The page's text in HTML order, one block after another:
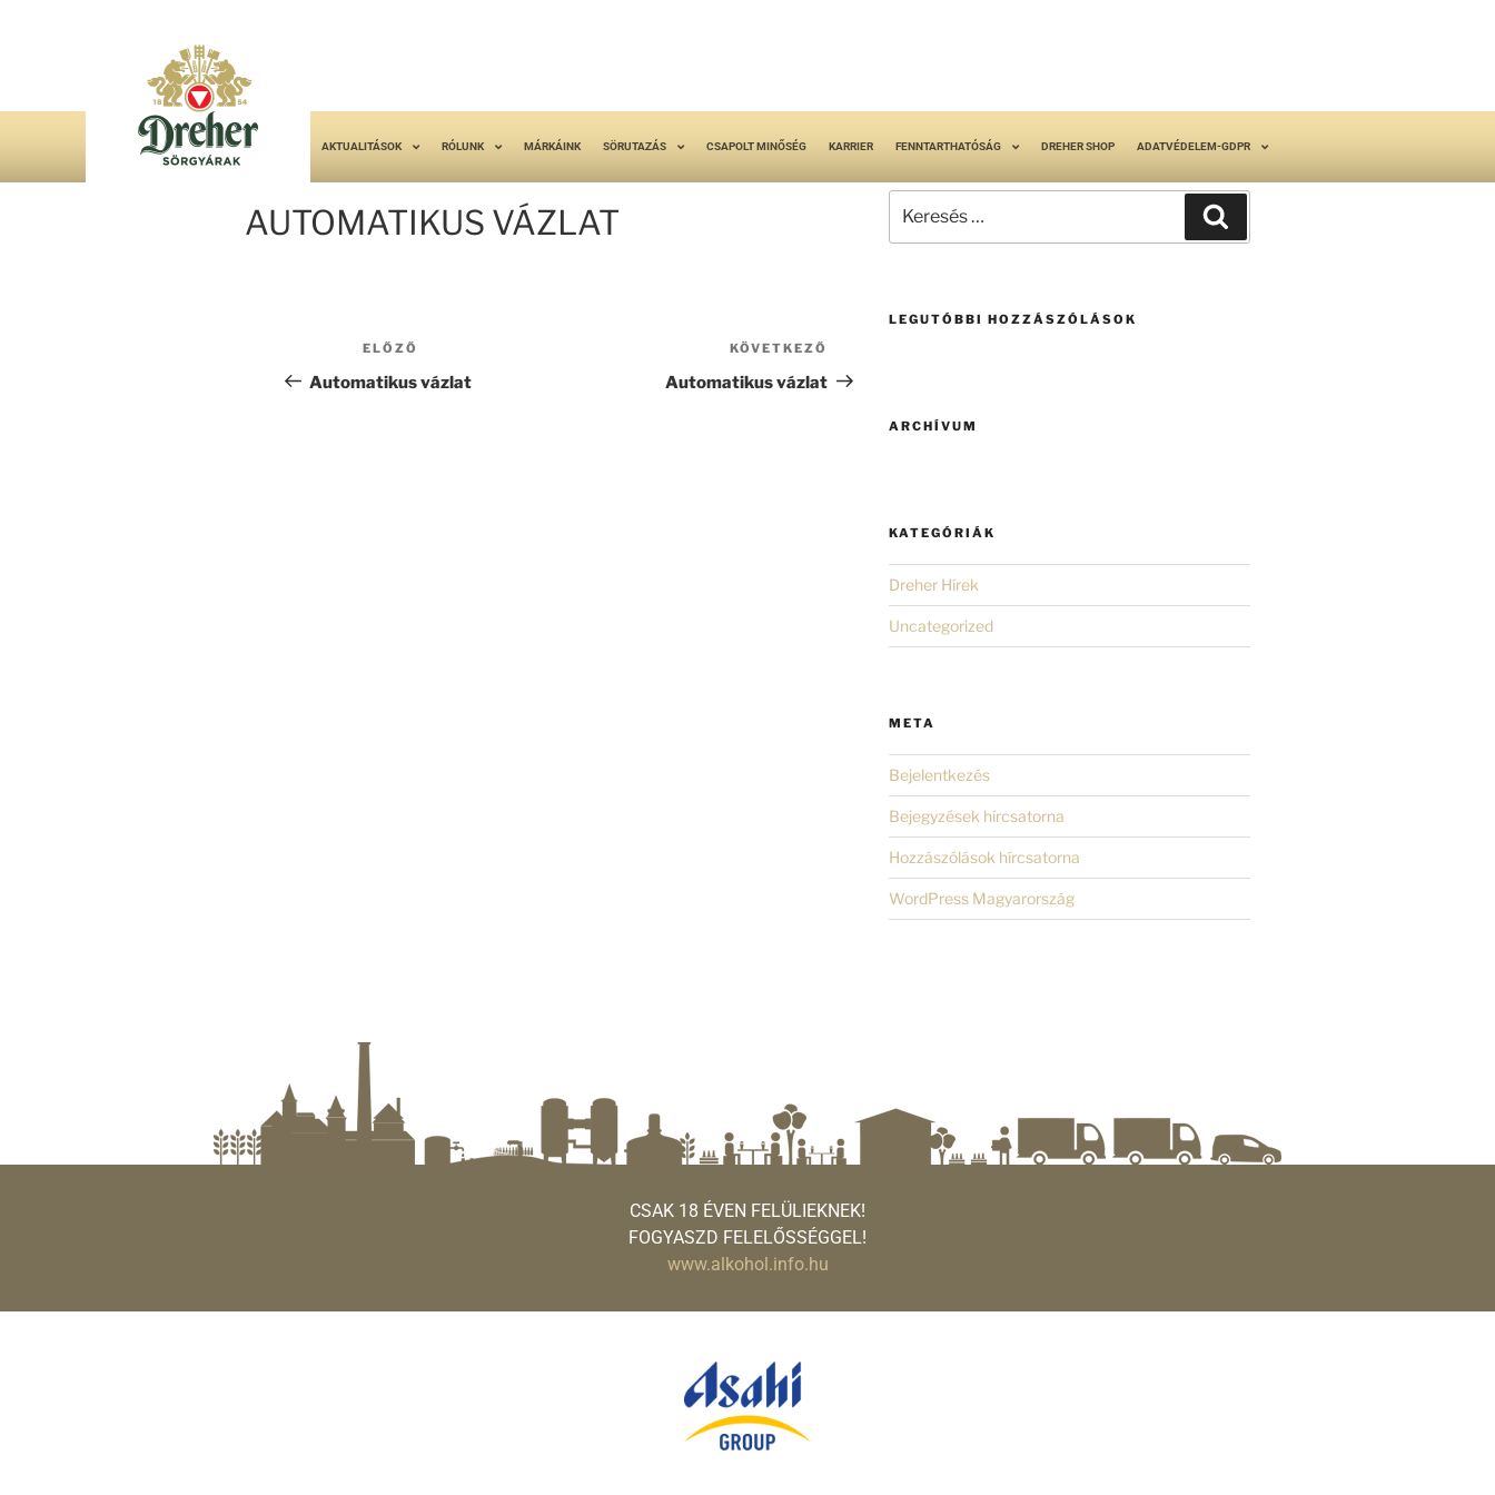
AKTUALITÁSOK RÓLUNK MÁRKÁINK SÖRUTAZÁS CSAPOLT MINŐSÉG KARRIER FENNTARTHATÓSÁG DREHER SHOP ADATVÉDELEM-GDPR
AUTOMATIKUS VÁZLAT
ELŐZŐ
Automatikus vázlat
KÖVETKEZŐ
Automatikus vázlat
LEGUTÓBBI HOZZÁSZÓLÁSOK
ARCHÍVUM
KATEGÓRIÁK
Dreher Hírek
Uncategorized
META
Bejelentkezés
Bejegyzések hírcsatorna
Hozzászólások hírcsatorna
WordPress Magyarország
CSAK 18 ÉVEN FELÜLIEKNEK!
FOGYASZD FELELŐSSÉGGEL!
www.alkohol.info.hu